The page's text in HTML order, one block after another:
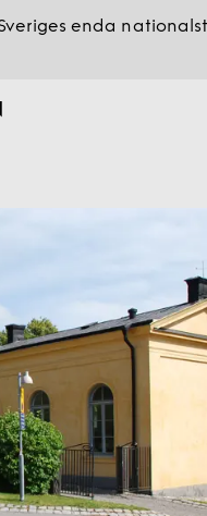
enda